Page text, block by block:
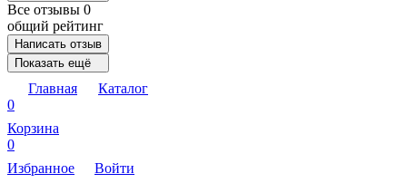
Все отзывы 0
общий рейтинг
Написать отзыв
Показать ещё
Главная
Каталог
0
Корзина
0
Избранное
Войти